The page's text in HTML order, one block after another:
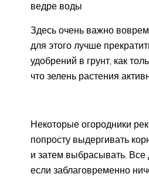
ведре воды
Здесь очень важно
для этого лучше
удобрений в грунт, как
что зелень растения
Некоторые огородники
попросту выдергивать
и затем выбрасывать. Все
если заблаговременно